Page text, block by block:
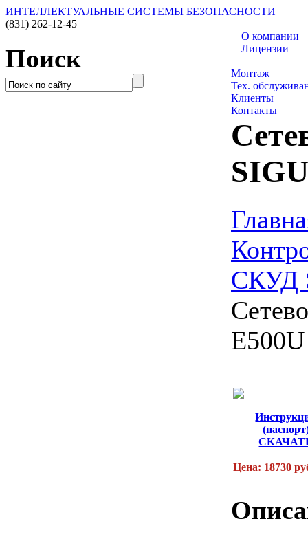
ИНТЕЛЛЕКТУАЛЬНЫЕ СИСТЕМЫ БЕЗОПАСНОСТИ
(831) 262-12-45
Поиск
О компании
Лицензии
Монтаж
Тех.
Клиенты
Контакты
СКУД
E500U
Цена: 18730